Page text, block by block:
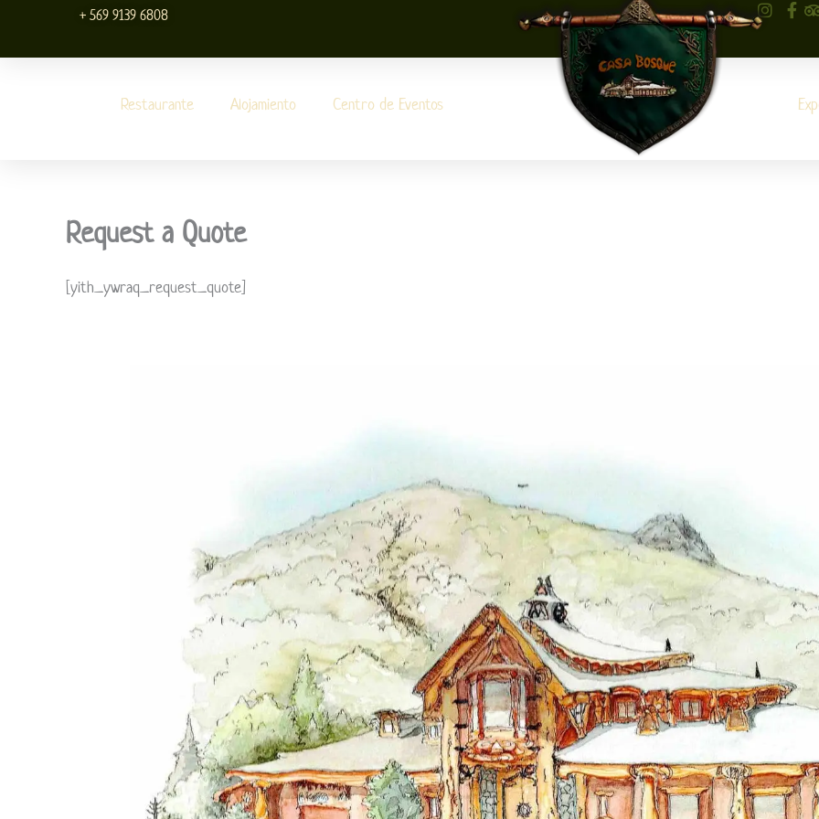
+ 569 9139 6808
Restaurante Alojamiento Centro de Eventos
Request a Quote
[yith_ywraq_request_quote]